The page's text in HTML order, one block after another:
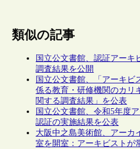
類似の記事
国立公文書館、認証アーキ
調査結果を公開
国立公文書館、「アーキビ
係る教育・研修機関のカリ
関する調査結果」を公表
国立公文書館、令和5年度
認証の実施結果を公表
大阪中之島美術館、アーカ
室を開室：アーキビストが